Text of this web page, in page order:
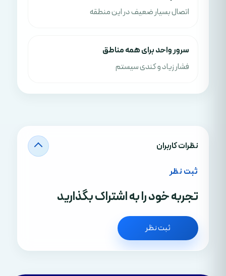
اتصال بسیار ضعیف در این منطقه
سرور واحد برای همه مناطق
فشار زیاد و کندی سیستم
نظرات کاربران
ثبت نظر
تجربه خود را به اشتراک بگذارید
ثبت نظر